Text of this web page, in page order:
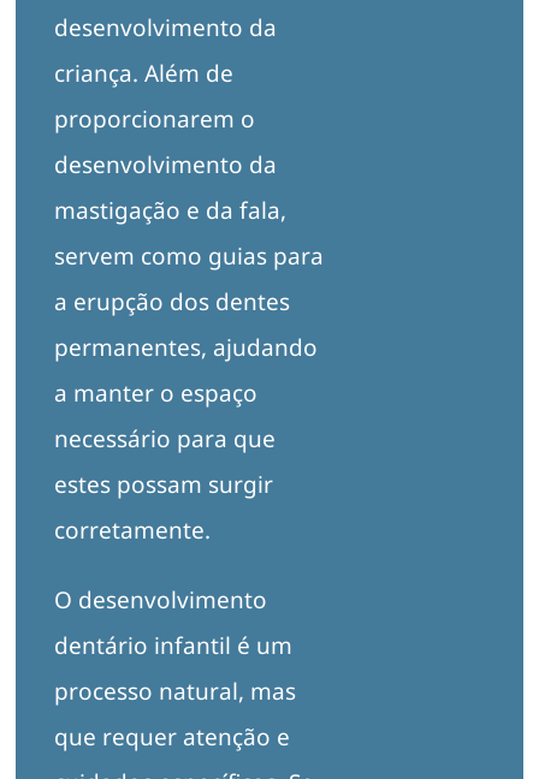
desenvolvimento da
criança. Além de
proporcionarem o
desenvolvimento da
mastigação e da fala,
servem como guias para
a erupção dos dentes
permanentes, ajudando
a manter o espaço
necessário para que
estes possam surgir
corretamente.
O desenvolvimento
dentário infantil é um
processo natural, mas
que requer atenção e